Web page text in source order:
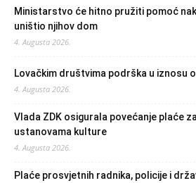
Ministarstvo će hitno pružiti pomoć
uništio njihov dom
4. Augusta 2026.
Lovačkim društvima podrška u iznosu
4. Augusta 2026.
Vlada ZDK osigurala povećanje plaće
ustanovama kulture
4. Augusta 2026.
Plaće prosvjetnih radnika, policije i